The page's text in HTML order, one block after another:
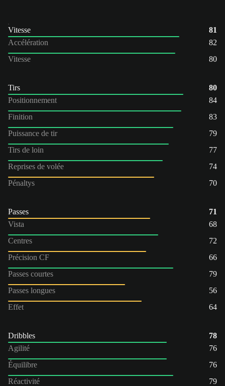
Vitesse
81
Accélération
82
Vitesse
80
Tirs
80
Positionnement
84
Finition
83
Puissance de tir
79
Tirs de loin
77
Reprises de volée
74
Pénaltys
70
Passes
71
Vista
68
Centres
72
Précision CF
66
Passes courtes
79
Passes longues
56
Effet
64
Dribbles
78
Agilité
76
Équilibre
76
Réactivité
79